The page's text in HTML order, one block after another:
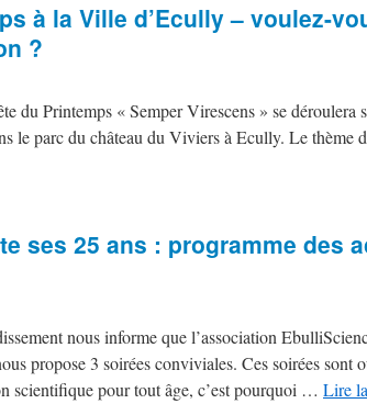
à la Ville d’Ecully – voulez-
?
du Printemps « Semper Virescens » se déroulera
le parc du château du Viviers à Ecully. Le thème
ses 25 ans : programme des
nous informe que l’association
propose 3 soirées conviviales. Ces soirées sont
scientifique pour tout âge, c’est pourquoi … Lire